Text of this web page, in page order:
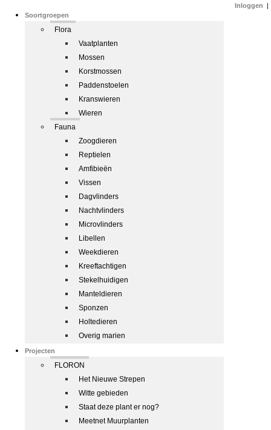
Soortgroepen
Flora
Vaatplanten
Mossen
Korstmossen
Paddenstoelen
Kranswieren
Wieren
Fauna
Zoogdieren
Reptielen
Amfibieën
Vissen
Dagvlinders
Nachtvlinders
Microvlinders
Libellen
Weekdieren
Kreeftachtigen
Stekelhuidigen
Manteldieren
Sponzen
Holtedieren
Overig marien
Projecten
FLORON
Het Nieuwe Strepen
Witte gebieden
Staat deze plant er nog?
Meetnet Muurplanten
Inloggen |